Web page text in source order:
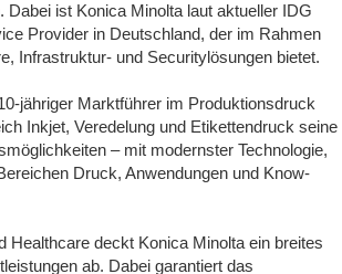
ist Konica Minolta laut aktueller IDG
Provider in Deutschland, der im Rahmen
Infrastruktur- und Securitylösungen bietet.
jähriger Marktführer im Produktionsdruck
Inkjet, Veredelung und Etikettendruck seine
– mit modernster Technologie,
Druck, Anwendungen und Know-
deckt Konica Minolta ein breites
ab. Dabei garantiert das